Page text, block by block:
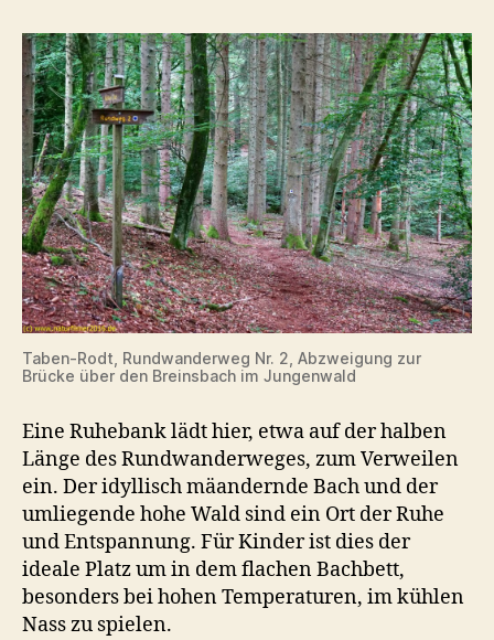
Taben-Rodt, Rundwanderweg Nr. 2, Abzweigung zur
Brücke über den Breinsbach im Jungenwald
Eine Ruhebank lädt hier, etwa auf der halben
Länge des Rundwanderweges, zum Verweilen
ein. Der idyllisch mäandernde Bach und der
umliegende hohe Wald sind ein Ort der Ruhe
und Entspannung. Für Kinder ist dies der
ideale Platz um in dem flachen Bachbett,
besonders bei hohen Temperaturen, im kühlen
Nass zu spielen.